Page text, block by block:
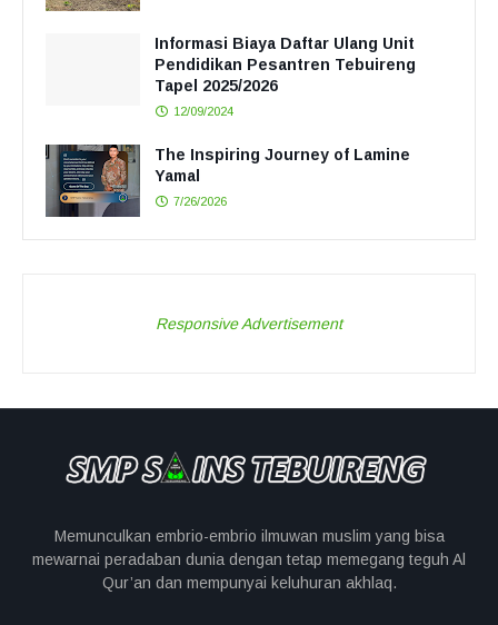
Informasi Biaya Daftar Ulang Unit
Pendidikan Pesantren Tebuireng
Tapel 2025/2026
12/09/2024
The Inspiring Journey of Lamine
Yamal
7/26/2026
Responsive Advertisement
Memunculkan embrio-embrio ilmuwan muslim yang bisa
mewarnai peradaban dunia dengan tetap memegang teguh Al
Qur’an dan mempunyai keluhuran akhlaq.